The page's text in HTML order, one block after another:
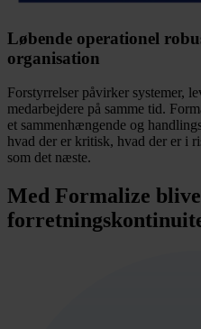
Løbende operationel
organisation
Forstyrrelser påvirker systemer,
medarbejdere på samme tid.
et sammenhængende og
hvad der er kritisk, hvad der er i
som det næste.
Med Formalize